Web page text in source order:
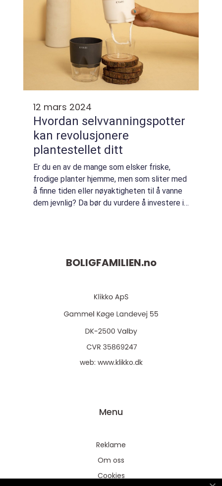
12 mars 2024
Hvordan selvvanningspotter
kan revolusjonere
plantestellet ditt
Er du en av de mange som elsker friske,
frodige planter hjemme, men som sliter med
å finne tiden eller nøyaktigheten til å vanne
dem jevnlig? Da bør du vurdere å investere i
BOLIGFAMILIEN.no
web: www.klikko.dk
Menu
Reklame
Om oss
Cookies